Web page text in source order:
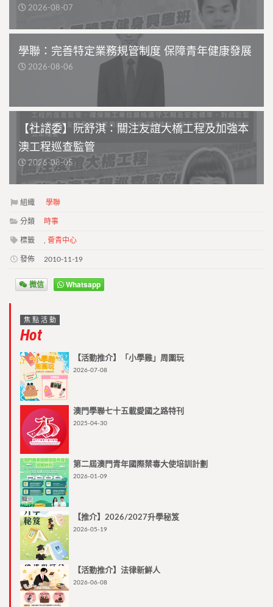
2026-08-07
學聯：完善特定業務規管制度 保障青年健康發展
2026-08-06
【社諮委】阮舒淇：關注友誼大橋工程及加強本
澳工程巡查監管
2026-08-05
組織 學聯
分類 時事
標籤 薈青中心
發佈 2010-11-19
微信 Whatsapp
焦點活動
Hot
【活動推介】「小學雞」周圍玩
2026-07-08
澳門學聯七十五載愛國之路特刊
2025-04-30
第二屆澳門青年國際禁毒大使培訓計劃
2026-01-09
【推介】2026/2027升學秘笈
2026-05-19
【活動推介】法律新鮮人
2026-06-08